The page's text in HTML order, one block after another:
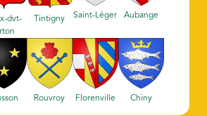
dvt-
Tintigny Saint-Léger Aubange
Rouvroy Florenville Chiny